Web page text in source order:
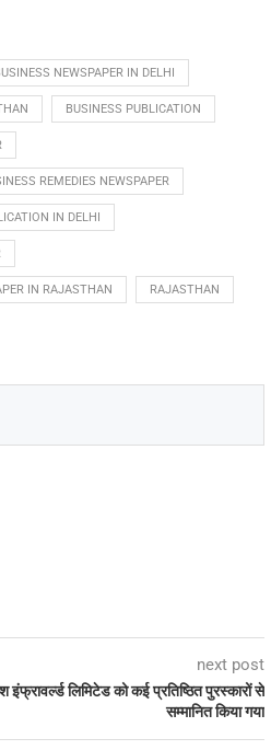
NEWSPAPER IN DELHI
BUSINESS PUBLICATION
REMEDIES NEWSPAPER
IN DELHI
IN RAJASTHAN RAJASTHAN
next post
इंफ्रावर्ल्ड लिमिटेड को कई प्रतिष्ठित पुरस्कारों से
सम्मानित किया गया